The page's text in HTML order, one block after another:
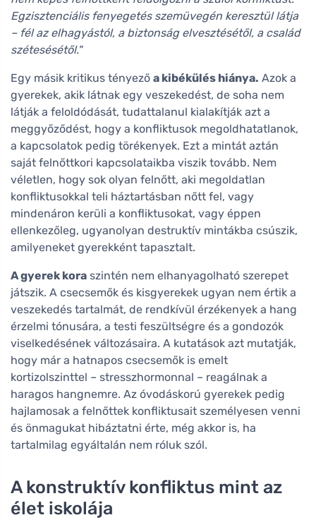
Egzisztenciális fenyegetés szemüvegén keresztül látja
– fél az elhagyástól, a biztonság elvesztésétől, a család
szétesésétől."
Egy másik kritikus tényező a kibékülés hiánya. Azok a
gyerekek, akik látnak egy veszekedést, de soha nem
látják a feloldódását, tudattalanul kialakítják azt a
meggyőződést, hogy a konfliktusok megoldhatatlanok,
a kapcsolatok pedig törékenyek. Ezt a mintát aztán
saját felnőttkori kapcsolataikba viszik tovább. Nem
véletlen, hogy sok olyan felnőtt, aki megoldatlan
konfliktusokkal teli háztartásban nőtt fel, vagy
mindenáron kerüli a konfliktusokat, vagy éppen
ellenkezőleg, ugyanolyan destruktív mintákba csúszik,
amilyeneket gyerekként tapasztalt.
A gyerek kora szintén nem elhanyagolható szerepet
játszik. A csecsemők és kisgyerekek ugyan nem értik a
veszekedés tartalmát, de rendkívül érzékenyek a hang
érzelmi tónusára, a testi feszültségre és a gondozók
viselkedésének változásaira. A kutatások azt mutatják,
hogy már a hatnapos csecsemők is emelt
kortizolszinttel – stresszhormonnal – reagálnak a
haragos hangnemre. Az óvodáskorú gyerekek pedig
hajlamosak a felnőttek konfliktusait személyesen venni
és önmagukat hibáztatni érte, még akkor is, ha
tartalmilag egyáltalán nem róluk szól.
A konstruktív konfliktus mint az
élet iskolája